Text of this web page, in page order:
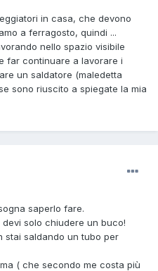
in casa, che devono
a ferragosto, quindi ...
nello spazio visibile
far continuare a lavorare i
un saldatore (maledetta
sono riuscito a spiegate la mia
saperlo fare.
devi solo chiudere un buco!
stai saldando un tubo per
( che secondo me costa più